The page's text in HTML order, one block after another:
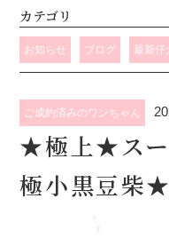
カテゴリ
お知らせ ブログ 最新仔
ご成約済みのワンちゃん
★極上★スー
極小黒豆柴